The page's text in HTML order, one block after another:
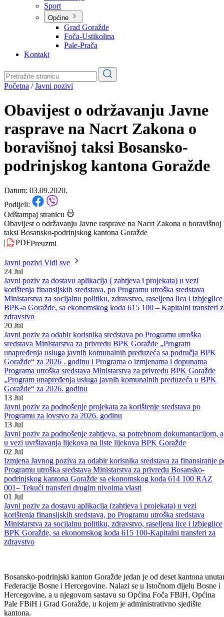
Privreda
Turizam
Obrazovanje
Općine
Pale-Prača
Kontakt
Početna/Javni pozivi
Obavijest o održavanju Javne
rasprave na Nacrt Zakona o
boravišnoj taksi Bosansko-
podrinjskog kantona Goražde
Datum: 03.09.2020.
Podijeli:
Odštampaj stranicu
taksi Bosansko-podrinjskog kantona Goražde
|
PDF
Javni poziviVidi sve
24 Jul
Javni poziv za dostavu aplikacija ( zahtjeva i projekata) u vezi
korištenja finansijskih sredstava, po Programu utroška sredstava
Ministarstva za socijalnu politiku, zdravstvo, raseljena lica i izbjeglice
BPK-a Goražde, sa ekonomskog koda 615 100 – Kapitalni transferi
zdravstvo
20 Jul
Javni poziv za odabir korisnika sredstava po Programu utroška
sredstava Ministarstva za privredu BPK Goražde „Program
unapređenja usluga javnih komunalnih preduzeća sa područja BPK
Goražde“ za 2026 . godinu i Programa o izmjenama i dopunama
Programa utroška sredstava Ministarstva za privredu BPK Goražde
„Program unapređenja usluga javnih komunalnih preduzeća u BPK
Goražde“ za 2026. godinu
13 Jul
Javni poziv za podnošenje projekata za korištenje sredstava po
Programu za lovstvo za 2026. godinu
13 Jul
Javni poziv za podnošenje zahtjeva, sa potrebnom dokumantacijom, a
u vezi uvrštavanja lijekova na liste lijekova BPK Goražde
02 Jul
Izmjena Javnog poziva za odabir korisnika sredstava za finansiranje
Programu utroška sredstava Ministarstva za privredu Bosansko-
podrinjskog kantona Goražde sa ekonomskog koda 614 100 RAZ
001– Tekući transferi drugim nivoima vlasti
01 Jul
Javni poziv za dostavu aplikacija (zahtjeva i projekata) u vezi
korištenja finansijskih sredstava, po Programu utroška sredstava